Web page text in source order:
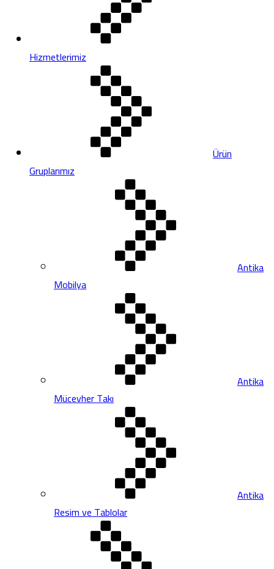
Hizmetlerimiz
Ürün
Gruplarımız
Antika
Mobilya
Antika
Mücevher Takı
Antika
Resim ve Tablolar